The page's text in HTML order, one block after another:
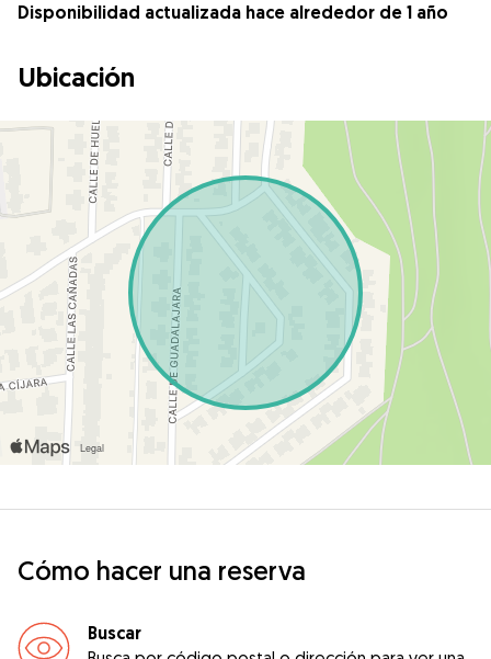
Disponibilidad actualizada hace alrededor de 1 año
Ubicación
Cómo hacer una reserva
Buscar